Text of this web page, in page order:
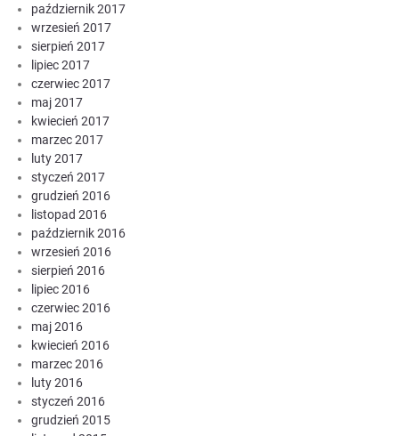
październik 2017
wrzesień 2017
sierpień 2017
lipiec 2017
czerwiec 2017
maj 2017
kwiecień 2017
marzec 2017
luty 2017
styczeń 2017
grudzień 2016
listopad 2016
październik 2016
wrzesień 2016
sierpień 2016
lipiec 2016
czerwiec 2016
maj 2016
kwiecień 2016
marzec 2016
luty 2016
styczeń 2016
grudzień 2015